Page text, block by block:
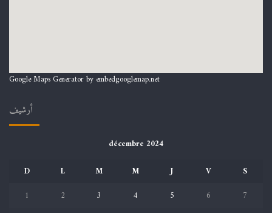
Google Maps Generator by embedgooglemap.net
أرشيف
décembre 2024
D
L M M J V
S
1
2 3 4 5 6
7